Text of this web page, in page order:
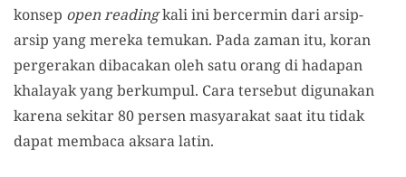
konsep open readingkali ini bercermin dari arsip-
arsip yang mereka temukan. Pada zaman itu, koran
pergerakan dibacakan oleh satu orang di hadapan
khalayak yang berkumpul. Cara tersebut digunakan
karena sekitar 80 persen masyarakat saat itu tidak
dapat membaca aksara latin.